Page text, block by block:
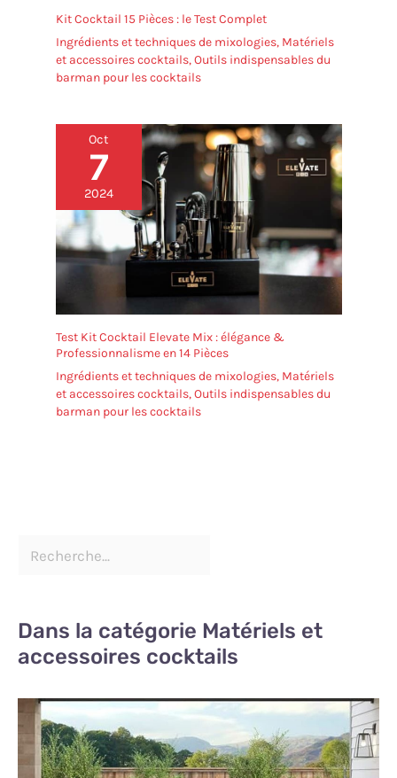
Kit Cocktail 15 Pièces : le Test Complet
Ingrédients et techniques de mixologies, Matériels
et accessoires cocktails,Outils indispensables du
barman pour les cocktails
Oct
7
2024
Test Kit Cocktail Elevate Mix : élégance &
Professionnalisme en 14 Pièces
Ingrédients et techniques de mixologies, Matériels
et accessoires cocktails,Outils indispensables du
barman pour les cocktails
Dans la catégorie Matériels et
accessoires cocktails